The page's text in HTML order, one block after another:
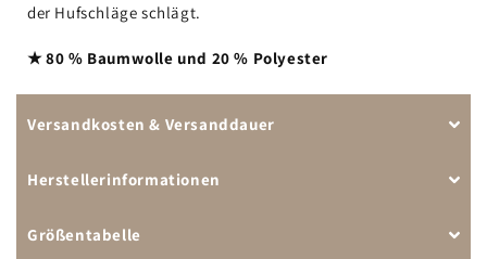
der Hufschläge schlägt.
★ 80 % Baumwolle und 20 % Polyester
Versandkosten & Versanddauer
Herstellerinformationen
Größentabelle